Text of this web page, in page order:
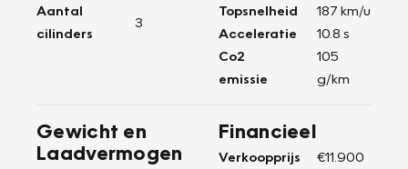
Aantal
cilinders
3
Topsnelheid
187 km/u
Acceleratie
10.8 s
Co2
emissie
105
g/km
Gewicht en
Laadvermogen
Financieel
Verkoopprijs
€11.900